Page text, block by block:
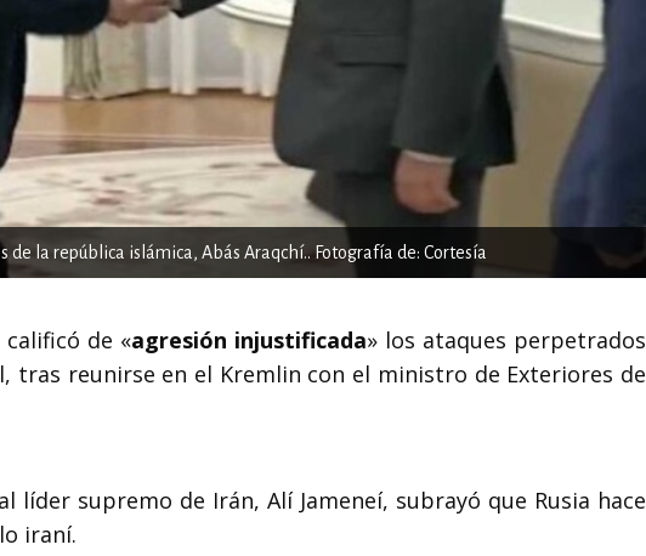
la república islámica, Abás Araqchí.. Fotografía de: Cortesía
calificó de «agresión injustificada» los ataques perpetrados
tras reunirse en el Kremlin con el ministro de Exteriores de
líder supremo de Irán, Alí Jameneí, subrayó que Rusia hace
iraní.